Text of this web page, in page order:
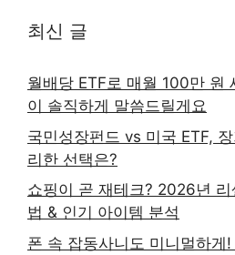
최신 글
월배당 ETF로 매월 100만 원
이 솔직하게 말씀드릴게요
국민성장펀드 vs 미국 ETF,
리한 선택은?
쇼핑이 곧 재테크? 2026년
법 & 인기 아이템 분석
폰 속 잡동사니도 미니멀하게